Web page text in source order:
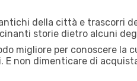
della città e trascorri
storie dietro alcuni
migliore per conoscere la
non dimenticare di